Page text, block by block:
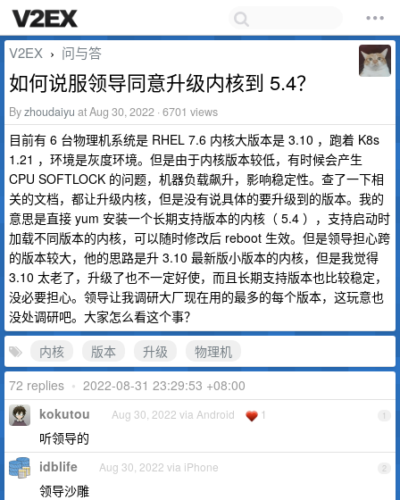
V2EX › 问与答
如何说服领导同意升级内核到 5.4？
Byzhoudaiyu at Aug 30, 2022 · 6701 views
目前有 6 台物理机系统是 RHEL 7.6 内核大版本是 3.10 ，跑着 K8s
1.21 ，环境是灰度环境。但是由于内核版本较低，有时候会产生
CPU SOFTLOCK 的问题，机器负载飙升，影响稳定性。查了一下相
关的文档，都让升级内核，但是没有说具体的要升级到的版本。我的
意思是直接 yum 安装一个长期支持版本的内核（ 5.4 ），支持启动时
加载不同版本的内核，可以随时修改后 reboot 生效。但是领导担心跨
的版本较大，他的思路是升 3.10 最新版小版本的内核，但是我觉得
3.10 太老了，升级了也不一定好使，而且长期支持版本也比较稳定，
没必要担心。领导让我调研大厂现在用的最多的每个版本，这玩意也
没处调研吧。大家怎么看这个事？
内核
版本 升级
物理机
72 replies • 2022-08-31 23:29:53 +08:00
1
kokutou Aug 30, 2022 via Android 1
听领导的
2
idblife Aug 30, 2022 via iPhone
领导沙雕